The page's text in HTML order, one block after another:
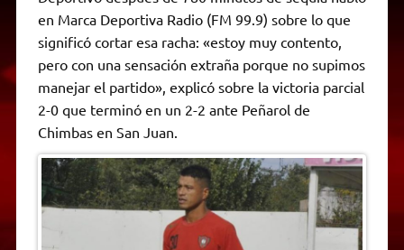
A
p
p
a
m
e
r
o
k
n
g
e
n
k
F
r
i
n
d
l
y
en Marca Deportiva Radio (FM 99.9) sobre lo que
significó cortar esa racha: «estoy muy contento,
pero con una sensación extraña porque no supimos
manejar el partido», explicó sobre la victoria parcial
2-0 que terminó en un 2-2 ante Peñarol de
Chimbas en San Juan.